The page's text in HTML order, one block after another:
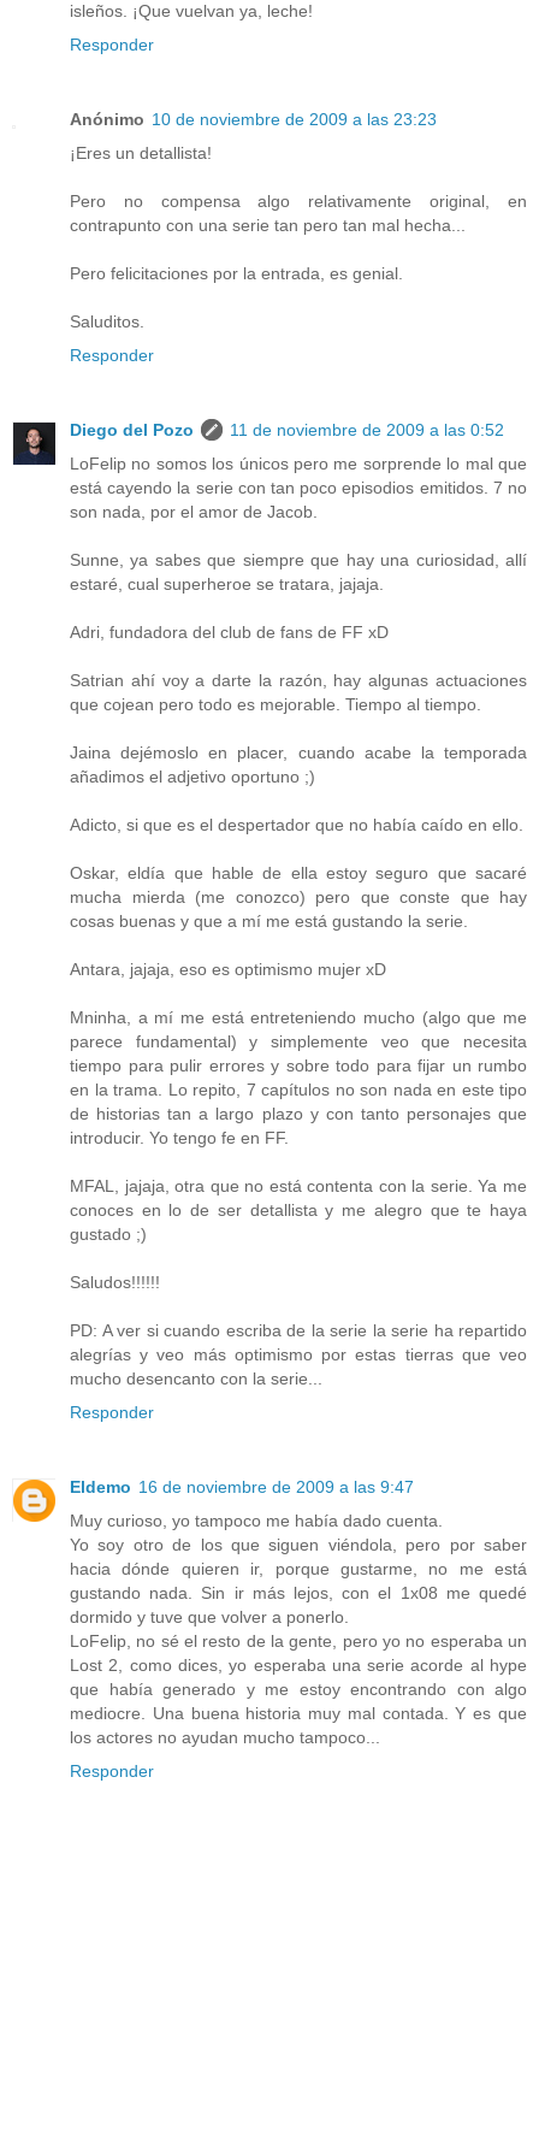
isleños. ¡Que vuelvan ya, leche!
Responder
Anónimo 10 de noviembre de 2009 a las 23:23
¡Eres un detallista!
Pero no compensa algo relativamente original, en
contrapunto con una serie tan pero tan mal hecha...
Pero felicitaciones por la entrada, es genial.
Saluditos.
Responder
Diego del Pozo
11 de noviembre de 2009 a las 0:52
LoFelip no somos los únicos pero me sorprende lo mal que
está cayendo la serie con tan poco episodios emitidos. 7 no
son nada, por el amor de Jacob.
Sunne, ya sabes que siempre que hay una curiosidad, allí
estaré, cual superheroe se tratara, jajaja.
Adri, fundadora del club de fans de FF xD
Satrian ahí voy a darte la razón, hay algunas actuaciones
que cojean pero todo es mejorable. Tiempo al tiempo.
Jaina dejémoslo en placer, cuando acabe la temporada
añadimos el adjetivo oportuno ;)
Adicto, si que es el despertador que no había caído en ello.
Oskar, eldía que hable de ella estoy seguro que sacaré
mucha mierda (me conozco) pero que conste que hay
cosas buenas y que a mí me está gustando la serie.
Antara, jajaja, eso es optimismo mujer xD
Mninha, a mí me está entreteniendo mucho (algo que me
parece fundamental) y simplemente veo que necesita
tiempo para pulir errores y sobre todo para fijar un rumbo
en la trama. Lo repito, 7 capítulos no son nada en este tipo
de historias tan a largo plazo y con tanto personajes que
introducir. Yo tengo fe en FF.
MFAL, jajaja, otra que no está contenta con la serie. Ya me
conoces en lo de ser detallista y me alegro que te haya
gustado ;)
Saludos!!!!!!
PD: A ver si cuando escriba de la serie la serie ha repartido
alegrías y veo más optimismo por estas tierras que veo
mucho desencanto con la serie...
Responder
Eldemo 16 de noviembre de 2009 a las 9:47
Muy curioso, yo tampoco me había dado cuenta.
Yo soy otro de los que siguen viéndola, pero por saber
hacia dónde quieren ir, porque gustarme, no me está
gustando nada. Sin ir más lejos, con el 1x08 me quedé
dormido y tuve que volver a ponerlo.
LoFelip, no sé el resto de la gente, pero yo no esperaba un
Lost 2, como dices, yo esperaba una serie acorde al hype
que había generado y me estoy encontrando con algo
mediocre. Una buena historia muy mal contada. Y es que
los actores no ayudan mucho tampoco...
Responder